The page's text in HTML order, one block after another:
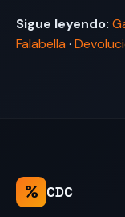
Sigue leyendo:
Falabella ·
% CDC